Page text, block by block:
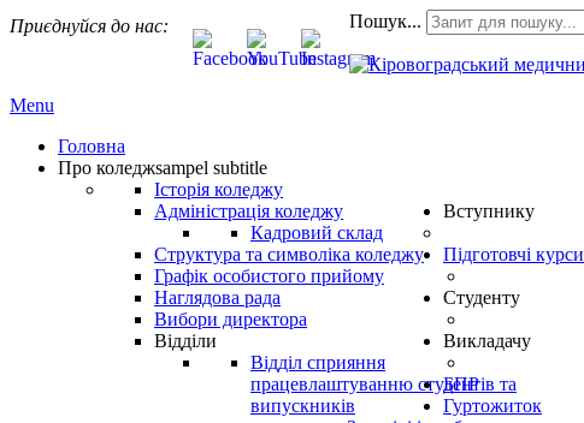
Приєднуйся до нас: Пошук...
Menu
Головна
Про коледжsampel subtitle
Історія коледжу
Адміністрація коледжу
Кадровий склад
Структура та символіка коледжу
Графік особистого прийому
Наглядова рада
Вибори директора
Відділи
Відділ сприяння
працевлаштуванню студентів та
випускників
Вступнику
Підготовчі курси
Студенту
Викладачу
БПР
Гуртожиток